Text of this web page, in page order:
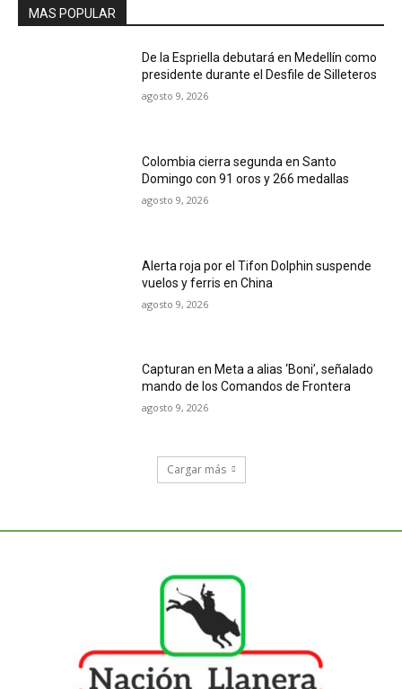
MAS POPULAR
De la Espriella debutará en Medellín como
presidente durante el Desfile de Silleteros
agosto 9, 2026
Colombia cierra segunda en Santo
Domingo con 91 oros y 266 medallas
agosto 9, 2026
Alerta roja por el Tifon Dolphin suspende
vuelos y ferris en China
agosto 9, 2026
Capturan en Meta a alias ‘Boni’, señalado
mando de los Comandos de Frontera
agosto 9, 2026
Cargar más